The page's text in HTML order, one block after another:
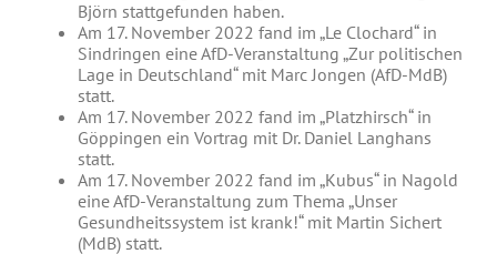
Björn stattgefunden haben.
Am 17. November 2022 fand im „Le Clochard“ in
Sindringen eine AfD-Veranstaltung „Zur politischen
Lage in Deutschland“ mit Marc Jongen (AfD-MdB)
statt.
Am 17. November 2022 fand im „Platzhirsch“ in
Göppingen ein Vortrag mit Dr. Daniel Langhans
statt.
Am 17. November 2022 fand im „Kubus“ in Nagold
eine AfD-Veranstaltung zum Thema „Unser
Gesundheitssystem ist krank!“ mit Martin Sichert
(MdB) statt.